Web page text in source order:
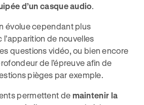
d’un casque audio.
évolue cependant plus
l’apparition de nouvelles
questions vidéo, ou bien encore
de l’épreuve afin de
pièges par exemple.
permettent de maintenir la